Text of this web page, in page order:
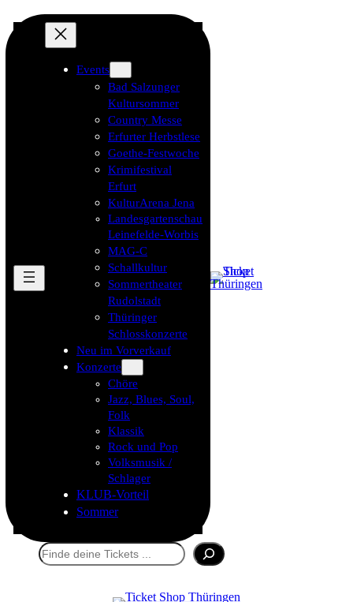
Events
Bad Salzunger
Kultursommer
Country Messe
Erfurter Herbstlese
Goethe-Festwoche
Krimifestival
Erfurt
KulturArena Jena
Landesgartenschau
Leinefelde-Worbis
MAG-C
Schallkultur
Sommertheater
Rudolstadt
Thüringer
Schlosskonzerte
Neu im Vorverkauf
Konzerte
Chöre
Jazz, Blues, Soul,
Folk
Klassik
Rock und Pop
Volksmusik /
Schlager
KLUB-Vorteil
Sommer
Suchen